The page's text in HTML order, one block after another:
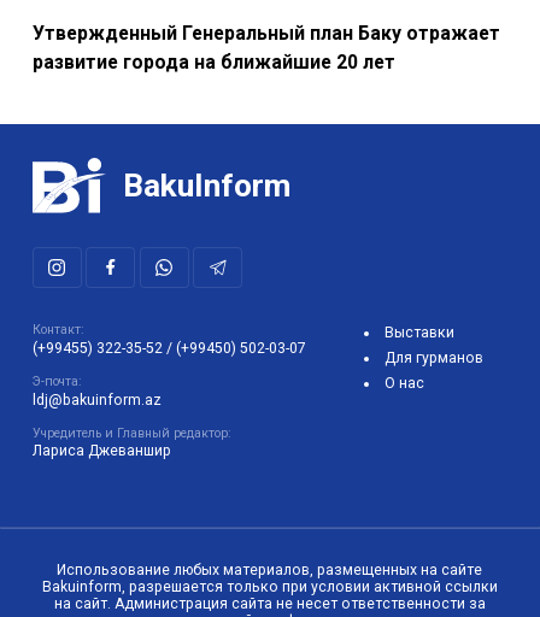
Утвержденный Генеральный план Баку отражает
развитие города на ближайшие 20 лет
BakuInform
Контакт:
(+99455) 322-35-52/ (+99450) 502-03-07
Э-почта:
ldj@bakuinform.az
Учредитель и Главный редактор:
Лариса Джеваншир
Выставки
Для гурманов
О нас
Использование любых материалов, размещенных на сайте
Bakuinform, разрешается только при условии активной ссылки
на сайт. Администрация сайта не несет ответственности за